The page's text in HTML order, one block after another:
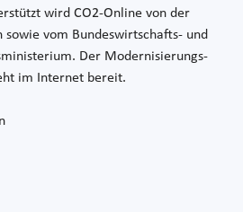
wird CO2-Online von der
sowie vom Bundeswirtschafts- und
Der Modernisierungs-
im Internet bereit.